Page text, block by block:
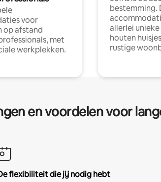
voor
op afstand
met
werkplekken.
bestemming.
allerlei
houten
rustige
en voordelen voor
flexibiliteit die jij nodig hebt